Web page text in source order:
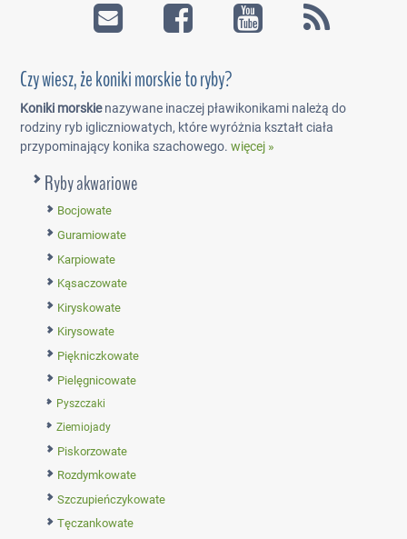
Czy wiesz, że koniki morskie to ryby?
Koniki morskienazywane inaczej pławikonikami należą do
rodziny ryb igliczniowatych, które wyróżnia kształt ciała
przypominający konika szachowego.więcej »
Ryby akwariowe
Bocjowate
Guramiowate
Karpiowate
Kąsaczowate
Kiryskowate
Kirysowate
Piękniczkowate
Pielęgnicowate
Pyszczaki
Ziemiojady
Piskorzowate
Rozdymkowate
Szczupieńczykowate
Tęczankowate